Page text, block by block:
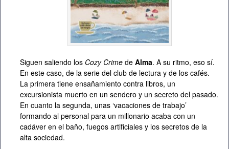
Siguen saliendo los Cozy Crime de Alma. A su ritmo, eso sí.
En este caso, de la serie del club de lectura y de los cafés.
La primera tiene ensañamiento contra libros, un
excursionista muerto en un sendero y un secreto del pasado.
En cuanto la segunda, unas ‘vacaciones de trabajo’
formando al personal para un millonario acaba con un
cadáver en el baño, fuegos artificiales y los secretos de la
alta sociedad.